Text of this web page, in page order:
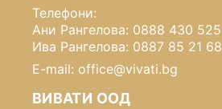
Телефони:
Ани Рангелова: 0888 430 525
Ива Рангелова: 0887 85 21 68
E-mail: office@vivati.bg
ВИВАТИ ООД